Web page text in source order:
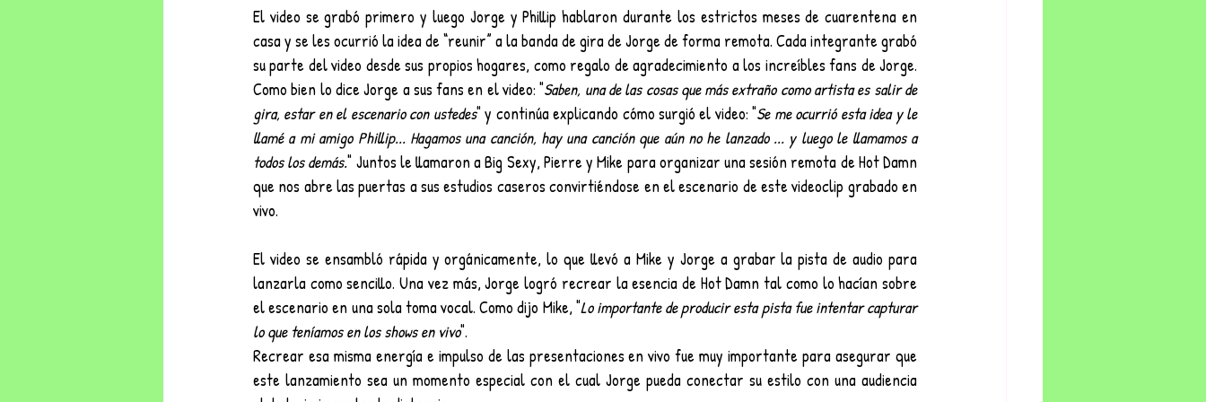
El video se grabó primero y luego Jorge y Phillip hablaron durante los estrictos meses de cuarentena en
casa y se les ocurrió la idea de “reunir” a la banda de gira de Jorge de forma remota. Cada integrante grabó
su parte del video desde sus propios hogares, como regalo de agradecimiento a los increíbles fans de Jorge.
Como bien lo dice Jorge a sus fans en el video: "Saben, una de las cosas que más extraño como artista es salir de
gira, estar en el escenario con ustedes" y continúa explicando cómo surgió el video: "Se me ocurrió esta idea y le
llamé a mi amigo Phillip... Hagamos una canción, hay una canción que aún no he lanzado ... y luego le llamamos a
todos los demás." Juntos le llamaron a Big Sexy, Pierre y Mike para organizar una sesión remota de Hot Damn
que nos abre las puertas a sus estudios caseros convirtiéndose en el escenario de este videoclip grabado en
vivo.
El video se ensambló rápida y orgánicamente, lo que llevó a Mike y Jorge a grabar la pista de audio para
lanzarla como sencillo. Una vez más, Jorge logró recrear la esencia de Hot Damn tal como lo hacían sobre
el escenario en una sola toma vocal. Como dijo Mike, "Lo importante de producir esta pista fue intentar capturar
lo que teníamos en los shows en vivo".
Recrear esa misma energía e impulso de las presentaciones en vivo fue muy importante para asegurar que
este lanzamiento sea un momento especial con el cual Jorge pueda conectar su estilo con una audiencia